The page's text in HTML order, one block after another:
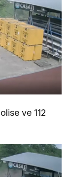
ve 112